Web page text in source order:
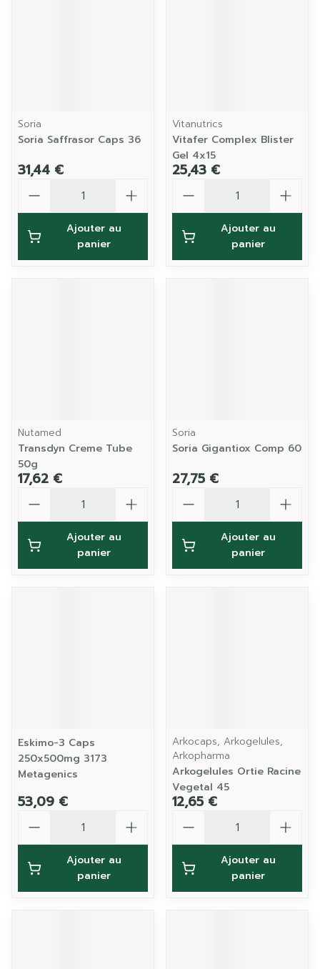
Soria
Soria Saffrasor Caps 36
31,44 €
Ajouter au
panier
Vitanutrics
Vitafer Complex Blister
Gel 4x15
25,43 €
Ajouter au
panier
Nutamed
Transdyn Creme Tube
50g
17,62 €
Ajouter au
panier
Soria
Soria Gigantiox Comp 60
27,75 €
Ajouter au
panier
Eskimo-3 Caps
250x500mg 3173
Metagenics
53,09 €
Ajouter au
panier
Arkocaps, Arkogelules,
Arkopharma
Arkogelules Ortie Racine
Vegetal 45
12,65 €
Ajouter au
panier